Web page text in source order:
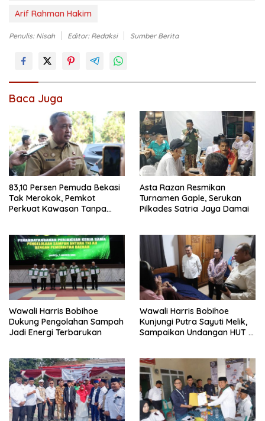
Arif Rahman Hakim
Penulis: Nisah Editor: Redaksi Sumber Berita
Baca Juga
83,10 Persen Pemuda Bekasi
Tak Merokok, Pemkot
Perkuat Kawasan Tanpa
Asta Razan Resmikan
Turnamen Gaple, Serukan
Pilkades Satria Jaya Damai
Wawali Harris Bobihoe
Dukung Pengolahan Sampah
Jadi Energi Terbarukan
Wawali Harris Bobihoe
Kunjungi Putra Sayuti Melik,
Sampaikan Undangan HUT RI